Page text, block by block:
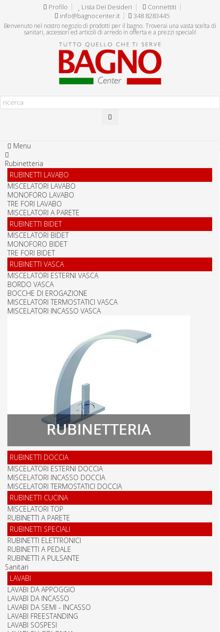
Profilo Lista Dei Desideri
Connettiti
info@bagnocenter.it
348 8283445
Benvenuto nel nostro negozio di prodotti per il bagno. Troverai una vasta scelta di
sanitari, accessori ed articoli di arredo in offerta e a prezzi speciali!
Menu
Rubinetteria
RUBINETTI LAVABO
MISCELATORI LAVABO
MONOFORO LAVABO
TRE FORI LAVABO
MISCELATORI A PARETE
RUBINETTI BIDET
MISCELATORI BIDET
MONOFORO BIDET
TRE FORI BIDET
RUBINETTI VASCA
MISCELATORI ESTERNI VASCA
BORDO VASCA
BOCCHE DI EROGAZIONE
MISCELATORI TERMOSTATICI VASCA
MISCELATORI INCASSO VASCA
RUBINETTI DOCCIA
MISCELATORI ESTERNI DOCCIA
MISCELATORI INCASSO DOCCIA
MISCELATORI TERMOSTATICI DOCCIA
RUBINETTI CUCINA
MISCELATORI TOP
RUBINETTI A PARETE
RUBINETTI SPECIALI
RUBINETTI ELETTRONICI
RUBINETTI A PEDALE
RUBINETTI A PULSANTE
Sanitari
LAVABI
LAVABI DA APPOGGIO
LAVABI DA INCASSO
LAVABI DA SEMI - INCASSO
LAVABI FREESTANDING
LAVABI SOSPESI